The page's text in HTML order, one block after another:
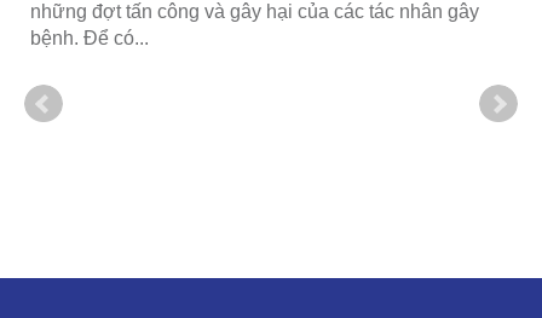
những đợt tấn công và gây hại của các tác nhân gây
bệnh. Để có...